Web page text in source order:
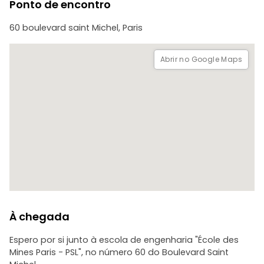
Paris sob a luz da Segunda Guerra Mundial! E para aqueles
que quiserem, podemos tomar uma bebida juntos no final!
Ponto de encontro
60 boulevard saint Michel, Paris
Abrir no Google Maps
À chegada
Espero por si junto à escola de engenharia "École des
Mines Paris - PSL", no número 60 do Boulevard Saint